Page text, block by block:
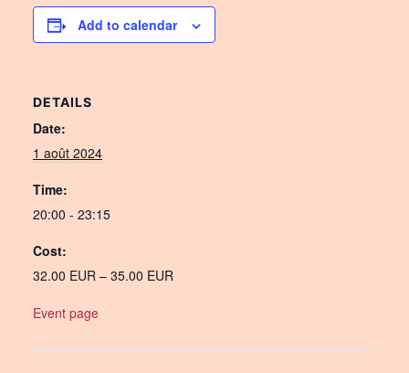
Add to calendar
DETAILS
Date:
1 août 2024
Time:
20:00 - 23:15
Cost:
32.00 EUR – 35.00 EUR
Event page